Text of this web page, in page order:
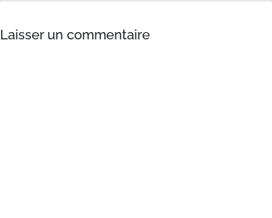
Laisser un commentaire